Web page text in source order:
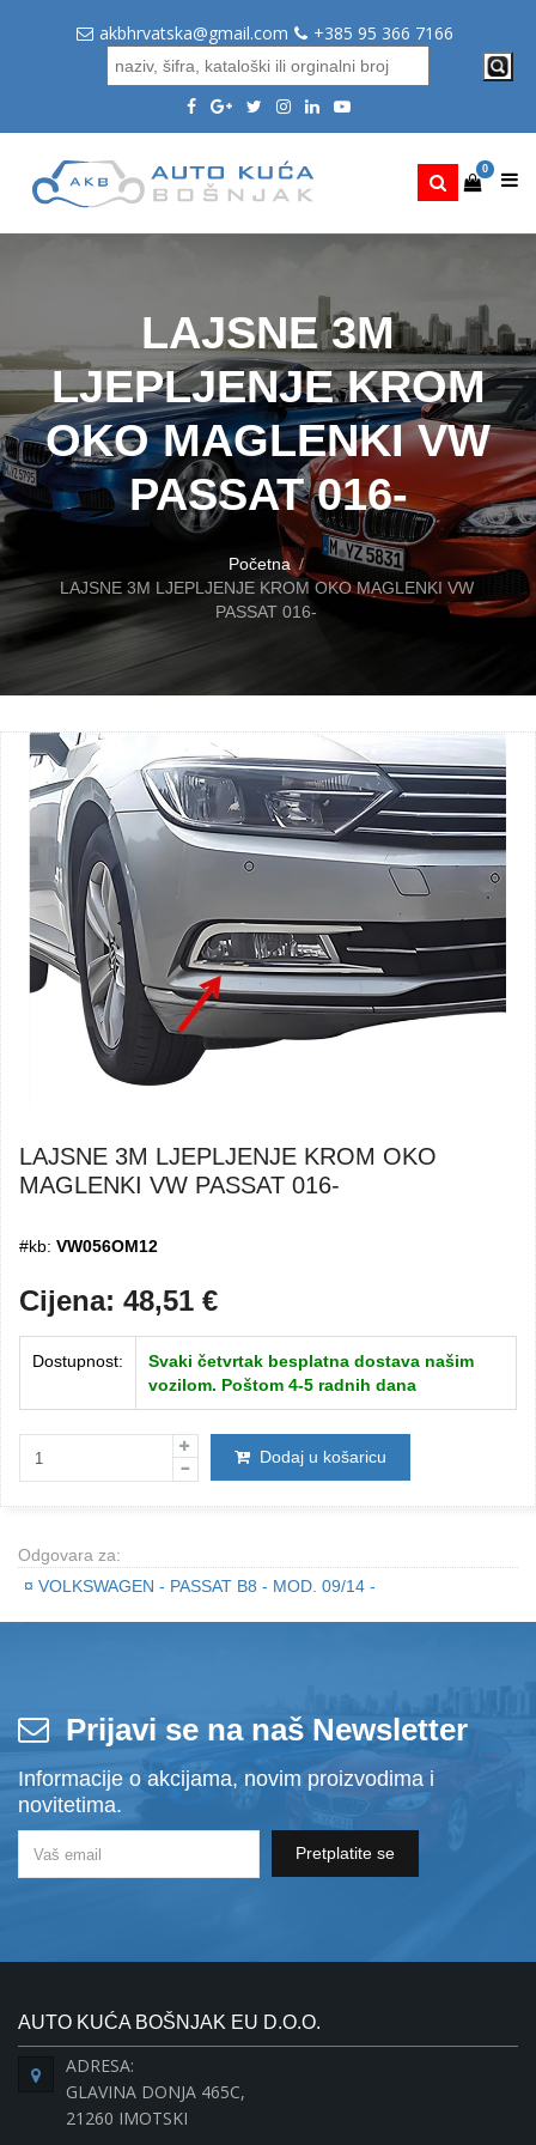
akbhrvatska@gmail.com +385 95 366 7166
0
LAJSNE 3M
LJEPLJENJE KROM
OKO MAGLENKI VW
PASSAT 016-
Početna
LAJSNE 3M LJEPLJENJE KROM OKO MAGLENKI VW
PASSAT 016-
LAJSNE 3M LJEPLJENJE KROM OKO
MAGLENKI VW PASSAT 016-
#kb: VW056OM12
Cijena: 48,51 €
Dostupnost:
Svaki četvrtak besplatna dostava našim
vozilom. Poštom 4-5 radnih dana
Dodaj u košaricu
Odgovara za:
¤ VOLKSWAGEN - PASSAT B8 - MOD. 09/14 -
Prijavi se na naš Newsletter
Informacije o akcijama, novim proizvodima i
novitetima.
Pretplatite se
AUTO KUĆA BOŠNJAK EU D.O.O.
ADRESA:
GLAVINA DONJA 465C,
21260 IMOTSKI